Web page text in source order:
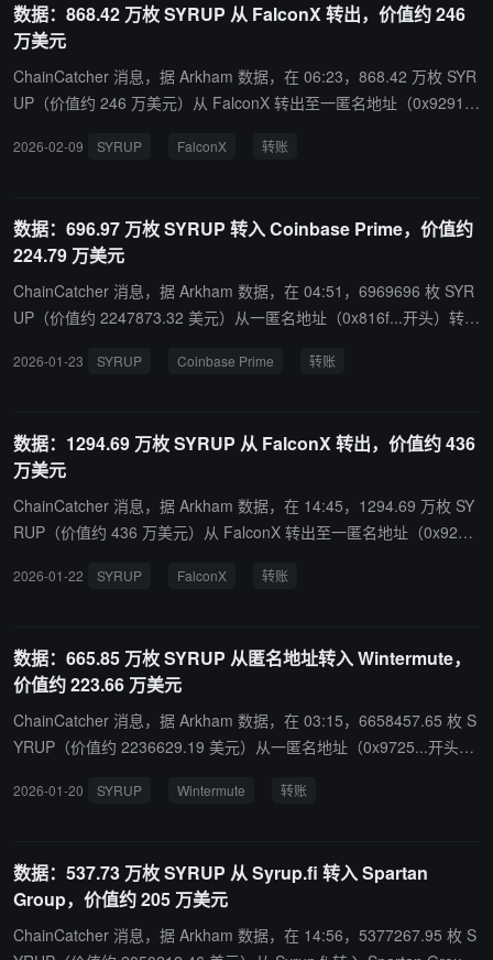
数据：868.42 万枚 SYRUP 从 FalconX 转出，价值约 246
万美元
ChainCatcher 消息，据 Arkham 数据，在 06:23，868.42 万枚 SYR
UP（价值约 246 万美元）从 FalconX 转出至一匿名地址（0x9291...
2026-02-09 SYRUP FalconX 转账
数据：696.97 万枚 SYRUP 转入 Coinbase Prime，价值约
224.79 万美元
ChainCatcher 消息，据 Arkham 数据，在 04:51，6969696 枚 SYR
UP（价值约 2247873.32 美元）从一匿名地址（0x816f...开头）转入
2026-01-23 SYRUP Coinbase Prime 转账
数据：1294.69 万枚 SYRUP 从 FalconX 转出，价值约 436
万美元
ChainCatcher 消息，据 Arkham 数据，在 14:45，1294.69 万枚 SY
RUP（价值约 436 万美元）从 FalconX 转出至一匿名地址（0x929
2026-01-22 SYRUP FalconX 转账
数据：665.85 万枚 SYRUP 从匿名地址转入 Wintermute，
价值约 223.66 万美元
ChainCatcher 消息，据 Arkham 数据，在 03:15，6658457.65 枚 S
YRUP（价值约 2236629.19 美元）从一匿名地址（0x9725...开头）
2026-01-20 SYRUP Wintermute 转账
数据：537.73 万枚 SYRUP 从 Syrup.fi 转入 Spartan
Group，价值约 205 万美元
ChainCatcher 消息，据 Arkham 数据，在 14:56，5377267.95 枚 S